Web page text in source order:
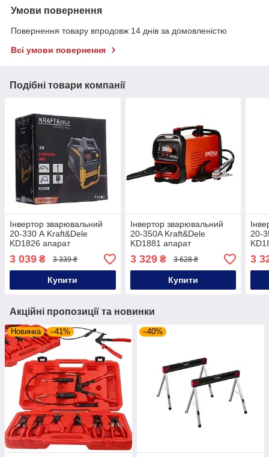
Умови повернення
Повернення товару впродовж 14 днів за домовленістю
Всі умови повернення
Подібні товари компанії
Інвертор зварювальний
20-330 А Kraft&Dele
KD1826 апарат
зварювальний
3 039 ₴ 3 339 ₴
Купити
Інвертор зварювальний
20-350A Kraft&Dele
KD1881 апарат
зварювальний
3 329₴ 3 628 ₴
Купити
20-
3
Акційні пропозиції та новинки
Новинка –41% –40%